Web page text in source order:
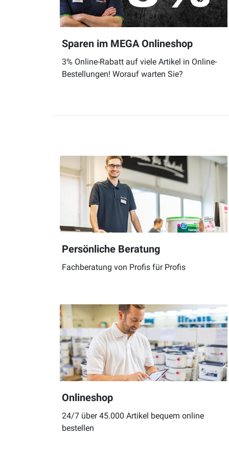
Sparen im MEGA Onlineshop
3% Online-Rabatt auf viele Artikel in Online-
Bestellungen! Worauf warten Sie?
Persönliche Beratung
Fachberatung von Profis für Profis
Onlineshop
24/7 über 45.000 Artikel bequem online
bestellen